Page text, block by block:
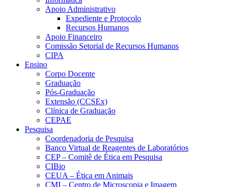
Apoio Administrativo
Expediente e Protocolo
Recursos Humanos
Apoio Financeiro
Comissão Setorial de Recursos Humanos
CIPA
Ensino
Corpo Docente
Graduação
Pós-Graduação
Extensão (CCSEx)
Clínica de Graduação
CEPAE
Pesquisa
Coordenadoria de Pesquisa
Banco Virtual de Reagentes de Laboratórios
CEP – Comitê de Ética em Pesquisa
CIBio
CEUA – Ética em Animais
CMI – Centro de Microscopia e Imagem